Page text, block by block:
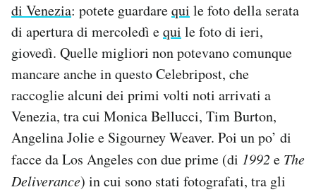
CALENDARIO
AREA PERSONALE
Area Personale
Newsletter
Hai bisogno di aiuto?
Esci
di Venezia: potete guardarequi le foto della serata
di apertura di mercoledì equi le foto di ieri,
giovedì. Quelle migliori non potevano comunque
mancare anche in questo Celebripost, che
raccoglie alcuni dei primi volti noti arrivati a
Venezia, tra cui Monica Bellucci, Tim Burton,
Angelina Jolie e Sigourney Weaver. Poi un po’ di
facce da Los Angeles con due prime (di 1992 e The
Deliverance) in cui sono stati fotografati, tra gli